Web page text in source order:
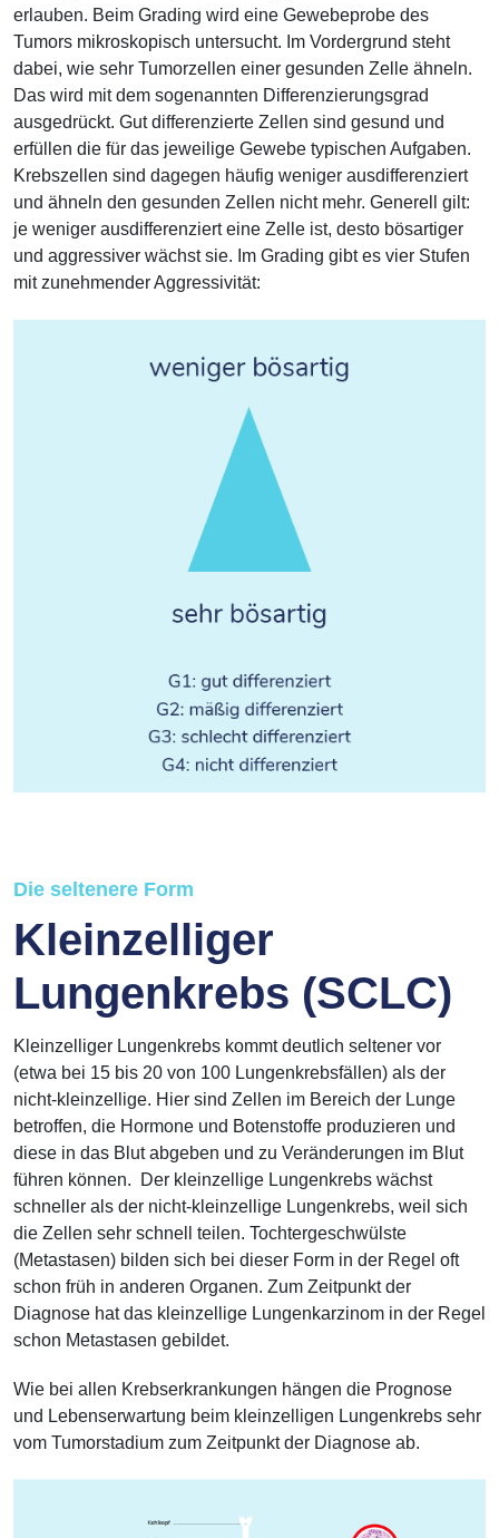
erlauben. Beim Grading wird eine Gewebeprobe des
Tumors mikroskopisch untersucht. Im Vordergrund steht
dabei, wie sehr Tumorzellen einer gesunden Zelle ähneln.
Das wird mit dem sogenannten Differenzierungsgrad
ausgedrückt. Gut differenzierte Zellen sind gesund und
erfüllen die für das jeweilige Gewebe typischen Aufgaben.
Krebszellen sind dagegen häufig weniger ausdifferenziert
und ähneln den gesunden Zellen nicht mehr. Generell gilt:
je weniger ausdifferenziert eine Zelle ist, desto bösartiger
und aggressiver wächst sie. Im Grading gibt es vier Stufen
mit zunehmender Aggressivität:
Die seltenere Form
Kleinzelliger
Lungenkrebs (SCLC)
Kleinzelliger Lungenkrebs kommt deutlich seltener vor
(etwa bei 15 bis 20 von 100 Lungenkrebsfällen) als der
nicht-kleinzellige. Hier sind Zellen im Bereich der Lunge
betroffen, die Hormone und Botenstoffe produzieren und
diese in das Blut abgeben und zu Veränderungen im Blut
führen können. Der kleinzellige Lungenkrebs wächst
schneller als der nicht-kleinzellige Lungenkrebs, weil sich
die Zellen sehr schnell teilen. Tochtergeschwülste
(Metastasen) bilden sich bei dieser Form in der Regel oft
schon früh in anderen Organen. Zum Zeitpunkt der
Diagnose hat das kleinzellige Lungenkarzinom in der Regel
schon Metastasen gebildet.
Wie bei allen Krebserkrankungen hängen die Prognose
und Lebenserwartung beim kleinzelligen Lungenkrebs sehr
vom Tumorstadium zum Zeitpunkt der Diagnose ab.